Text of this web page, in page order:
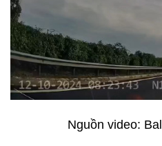
Nguồn video: